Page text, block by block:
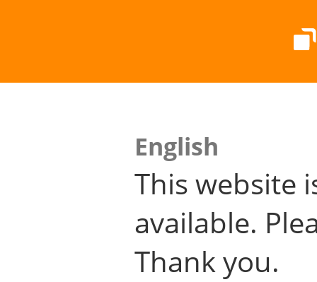
English
This website
available.
Thank you.